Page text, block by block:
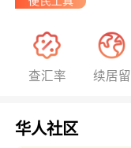
查汇率 续居留
华人社区